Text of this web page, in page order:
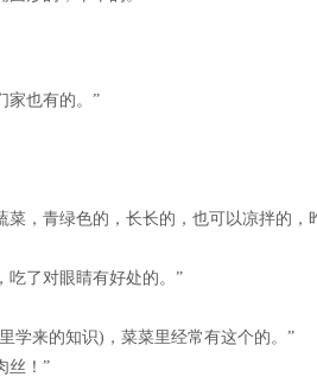
家也有的。”
菜，青绿色的，长长的，也可以凉拌的，
吃了对眼睛有好处的。”
学来的知识)，菜菜里经常有这个的。”
丝！”